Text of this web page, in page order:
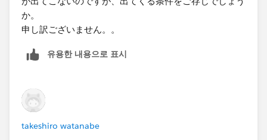
か。
申し訳ございません。。
유용한 내용으로 표시
takeshiro watanabe